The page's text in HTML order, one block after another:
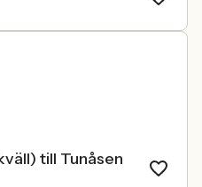
till Tunåsen